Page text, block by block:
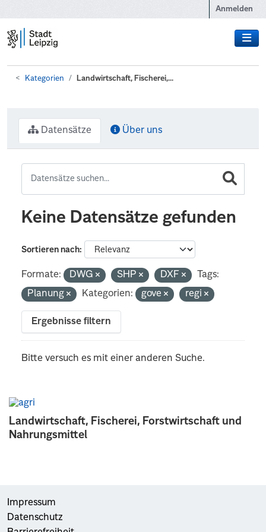
Anmelden
Kategorien Landwirtschaft, Fischerei,...
Landwirtschaft, Fischerei, Forstwirtschaft und
Nahrungsmittel
Datensätze Über uns
Keine Datensätze gefunden
Sortieren nach
Formate: DWG SHP DXF
Tags:
Planung
Kategorien: gove regi
Ergebnisse filtern
Bitte versuch es mit einer anderen Suche.
Impressum
Datenschutz